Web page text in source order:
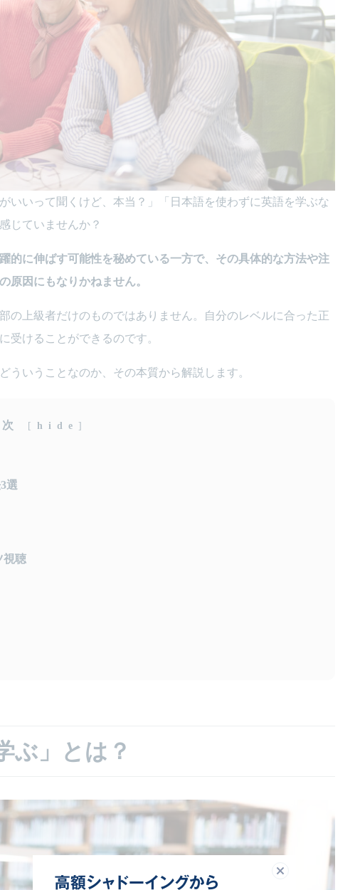
いいって聞くけど、本当？」「日本語を使わずに英語を学ぶな
じていませんか？
的に伸ばす可能性を秘めている一方で、その具体的な方法や注
原因にもなりかねません。
の上級者だけのものではありません。自分のレベルに合った正
受けることができるのです。
ういうことなのか、その本質から解説します。
[ hide ]
選
視聴
ぶ」とは？